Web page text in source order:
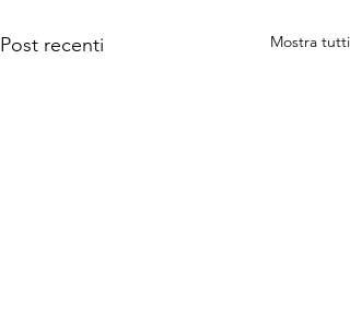
Post recenti Mostra tutti